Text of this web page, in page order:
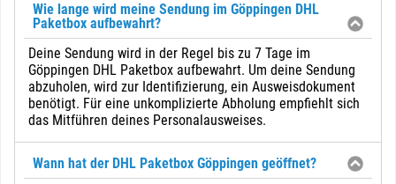
Wie lange wird meine Sendung im Göppingen DHL
Paketbox aufbewahrt?
Deine Sendung wird in der Regel bis zu 7 Tage im
Göppingen DHL Paketbox aufbewahrt. Um deine Sendung
abzuholen, wird zur Identifizierung, ein Ausweisdokument
benötigt. Für eine unkomplizierte Abholung empfiehlt sich
das Mitführen deines Personalausweises.
Wann hat der DHL Paketbox Göppingen geöffnet?